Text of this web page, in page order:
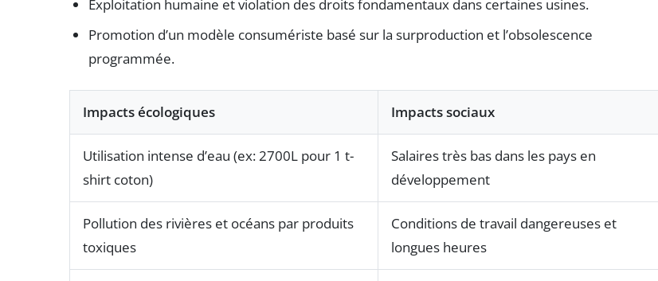
Exploitation humaine et violation des droits fondamentaux dans certaines usines.
Promotion d’un modèle consumériste basé sur la surproduction et l’obsolescence
programmée.
Impacts écologiques Impacts sociaux
Utilisation intense d’eau (ex: 2700L pour 1 t-
shirt coton)
Salaires très bas dans les pays en
développement
Pollution des rivières et océans par produits
toxiques
Conditions de travail dangereuses et
longues heures